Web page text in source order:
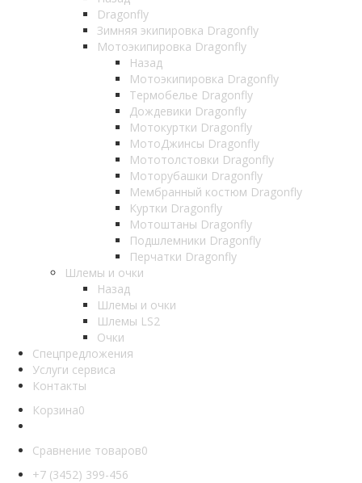
Dragonfly
Зимняя экипировка Dragonfly
Мотоэкипировка Dragonfly
Назад
Мотоэкипировка Dragonfly
Термобелье Dragonfly
Дождевики Dragonfly
Мотокуртки Dragonfly
МотоДжинсы Dragonfly
Мототолстовки Dragonfly
Моторубашки Dragonfly
Мембранный костюм Dragonfly
Куртки Dragonfly
Мотоштаны Dragonfly
Подшлемники Dragonfly
Перчатки Dragonfly
Шлемы и очки
Назад
Шлемы и очки
Шлемы LS2
Очки
Спецпредложения
Услуги сервиса
Контакты
Корзина0
Сравнение товаров0
+7 (3452) 399-456